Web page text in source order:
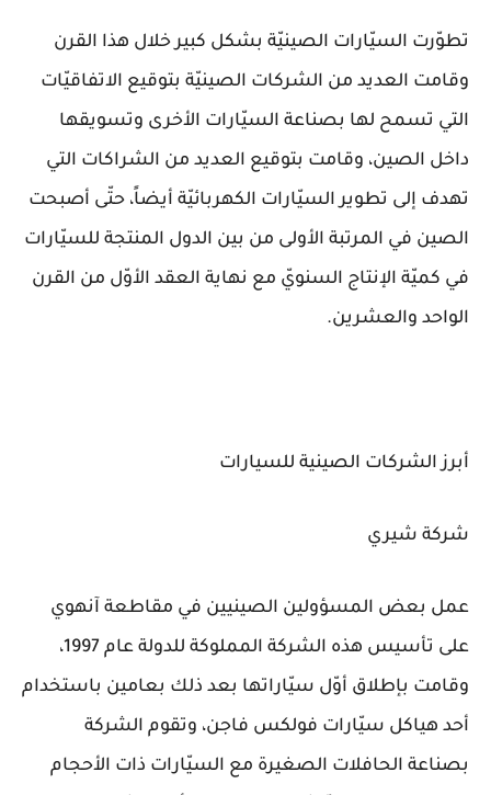
تطوّرت السيّارات الصينيّة بشكل كبير خلال هذا القرن
وقامت العديد من الشركات الصينيّة بتوقيع الاتفاقيّات
التي تسمح لها بصناعة السيّارات الأخرى وتسويقها
داخل الصين، وقامت بتوقيع العديد من الشراكات التي
تهدف إلى تطوير السيّارات الكهربائيّة أيضاً، حتّى أصبحت
الصين في المرتبة الأولى من بين الدول المنتجة للسيّارات
في كميّة الإنتاج السنويّ مع نهاية العقد الأوّل من القرن
الواحد والعشرين.
أبرز الشركات الصينية للسيارات
شركة شيري
عمل بعض المسؤولين الصينيين في مقاطعة آنهوي
على تأسيس هذه الشركة المملوكة للدولة عام 1997،
وقامت بإطلاق أوّل سيّاراتها بعد ذلك بعامين باستخدام
أحد هياكل سيّارات فولكس فاجن، وتقوم الشركة
بصناعة الحافلات الصغيرة مع السيّارات ذات الأحجام